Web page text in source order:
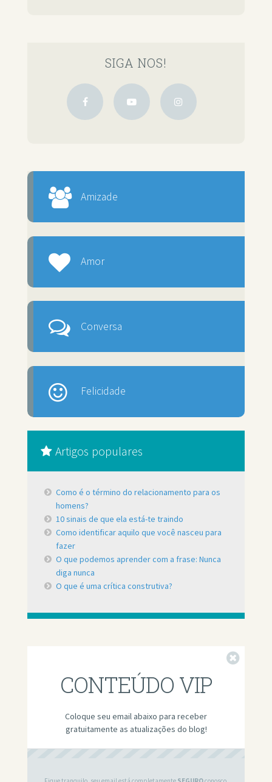
SIGA NOS!
Amizade
Amor
Conversa
Felicidade
Artigos populares
Como é o término do relacionamento para os
homens?
10 sinais de que ela está-te traindo
Como identificar aquilo que você nasceu para
fazer
O que podemos aprender com a frase: Nunca
diga nunca
O que é uma crítica construtiva?
CONTEÚDO VIP
Coloque seu email abaixo para receber
gratuitamente as atualizações do blog!